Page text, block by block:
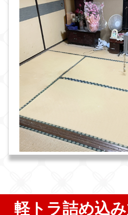
軽トラ詰め込